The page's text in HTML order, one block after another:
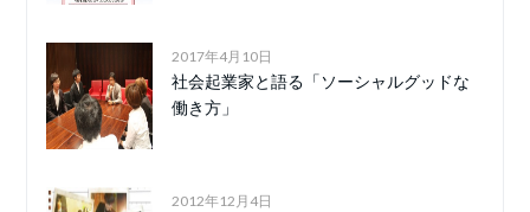
2017年4月10日
社会起業家と語る「ソーシャルグッドな
働き方」
2012年12月4日